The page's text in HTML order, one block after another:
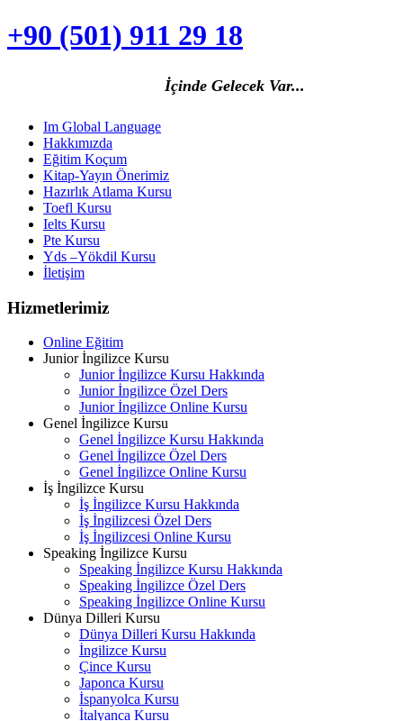
+90 (501) 911 29 18
İçinde Gelecek Var...
Im Global Language
Hakkımızda
Eğitim Koçum
Kitap-Yayın Önerimiz
Hazırlık Atlama Kursu
Toefl Kursu
Ielts Kursu
Pte Kursu
Yds –Yökdil Kursu
İletişim
Hizmetlerimiz
Online Eğitim
Junior İngilizce Kursu
Junior İngilizce Kursu Hakkında
Junior İngilizce Özel Ders
Junior İngilizce Online Kursu
Genel İngilizce Kursu
Genel İngilizce Kursu Hakkında
Genel İngilizce Özel Ders
Genel İngilizce Online Kursu
İş İngilizce Kursu
İş İngilizce Kursu Hakkında
İş İngilizcesi Özel Ders
İş İngilizcesi Online Kursu
Speaking İngilizce Kursu
Speaking İngilizce Kursu Hakkında
Speaking İngilizce Özel Ders
Speaking İngilizce Online Kursu
Dünya Dilleri Kursu
Dünya Dilleri Kursu Hakkında
İngilizce Kursu
Çince Kursu
Japonca Kursu
İspanyolca Kursu
İtalyanca Kursu